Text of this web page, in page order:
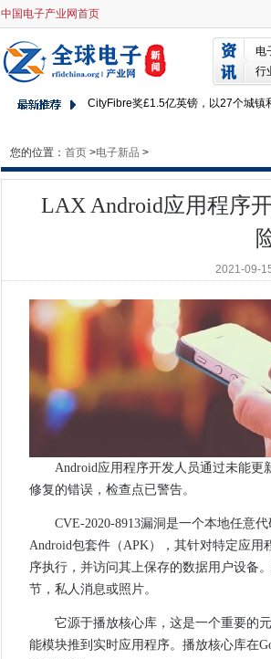
中国电子产业网首页
电
行
LAX And​​roid应用程序开发人员将数百
明年IT战略的三种选择
如果他们帮助赎金软件受害者支付，
英国监管机构缺乏应对越来越多的算
CMA阐述了规范技术巨头的计划
社交媒体数据泄漏突出了Myky数据刮
全球数据中心集线器分析揭示了65％
在2020年的北欧故事中的十大企业
新的承包商指定跨越德文和萨默塞特
H＆M集团在可持续发展推动下签署
亚马逊负责违反欧盟反托拉斯规则
网络安全是开源的下一个前沿
Solarwinds网络攻击是全球安全的“严
NetApp提升NVME，QLC和集装箱混
瓦拉与英国政府合作拉丁美洲解释项目
多个D-Link路由器发现很容易受到攻
DeutscheBӧrse用Google云解决
您的位置： 首页 >电子新品 >
LAX And​​roid应用程序
2021-09-
Android应用程序开发人员通过未能更
修复的错误，检查点已警告。
CVE-2020-8913漏洞是一个本地任意
Android包套件（APK），其针对特定应
序执行，并访问其上保存的数据用户设备
节，私人消息或照片。
它源于播放核心库，这是一个重要的
能模块推到实时应用程序。播放核心库在